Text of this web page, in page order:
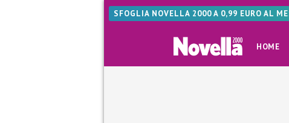
SFOGLIA NOVELLA 2000 A 0,99 EURO AL
HOME